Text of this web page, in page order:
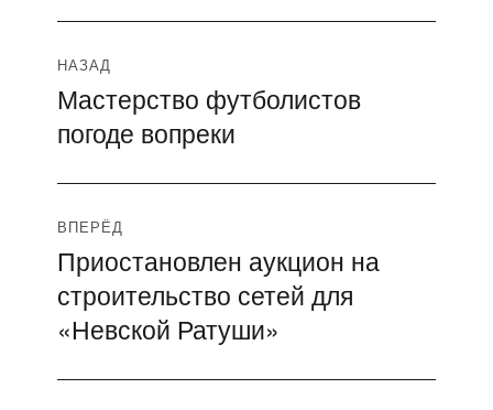
Навигация
по
записям
НАЗАД
Предыдущая
запись:
Мастерство футболистов
погоде вопреки
ВПЕРЁД
Следующая
запись:
Приостановлен аукцион на
строительство сетей для
«Невской Ратуши»